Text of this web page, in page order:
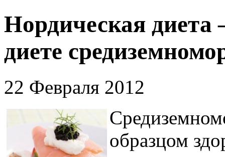
Нордическая диета
диете
22 Февраля 2012
образцом